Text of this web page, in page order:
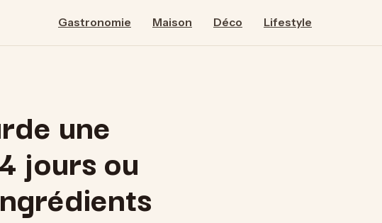
Gastronomie Maison Déco Lifestyle
une
jours ou